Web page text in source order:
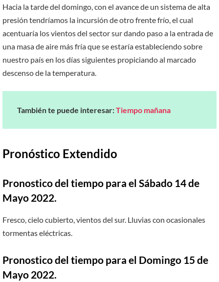
Hacia la tarde del domingo, con el avance de un sistema de alta
presión tendríamos la incursión de otro frente frío, el cual
acentuaría los vientos del sector sur dando paso a la entrada de
una masa de aire más fría que se estaría estableciendo sobre
nuestro país en los días siguientes propiciando al marcado
descenso de la temperatura.
También te puede interesar:Tiempo mañana
Pronóstico Extendido
Pronostico del tiempo para el Sábado 14 de
Mayo 2022.
Fresco, cielo cubierto, vientos del sur. Lluvias con ocasionales
tormentas eléctricas.
Pronostico del tiempo para el Domingo 15 de
Mayo 2022.